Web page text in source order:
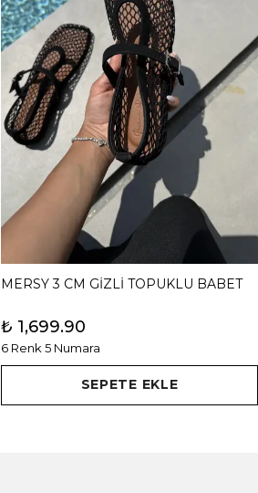
MERSY 3 CM GİZLİ TOPUKLU BABET
₺ 1,699.90
6 Renk 5 Numara
SEPETE EKLE